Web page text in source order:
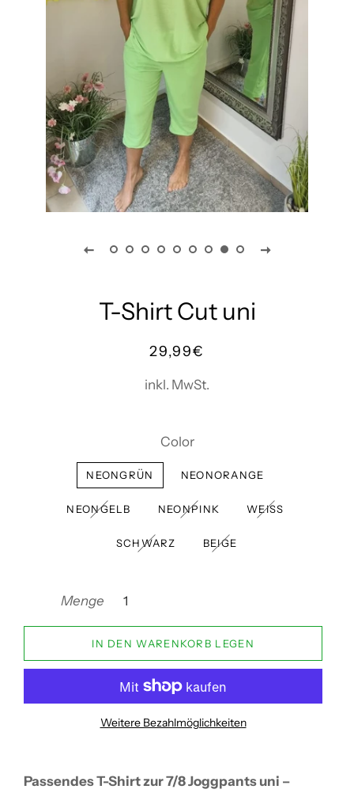
T-Shirt Cut uni
Normaler
Sonderpreis
29,99€
inkl. MwSt.
Color
NEONGRÜN NEONORANGE
NEONGELB NEONPINK WEISS
SCHWARZ BEIGE
Menge
IN DEN WARENKORB LEGEN
Weitere Bezahlmöglichkeiten
Passendes T-Shirt zur 7/8 Joggpants uni –